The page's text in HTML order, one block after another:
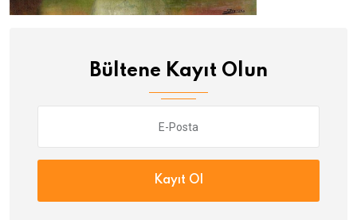
Bültene Kayıt Olun
Kayıt Ol